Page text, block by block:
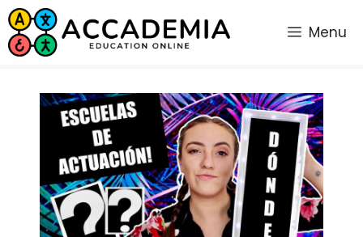
Saltar
al
contenido
Menu